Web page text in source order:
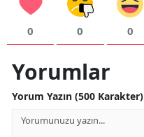
0 0 0
Yorumlar
Yorum Yazın (500 Karakter)